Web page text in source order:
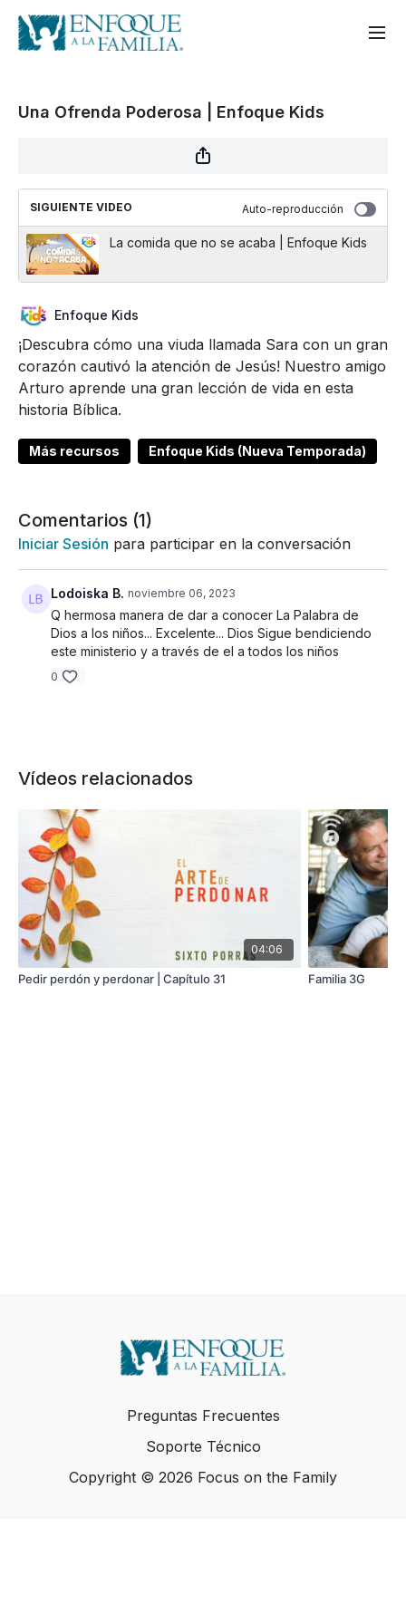
Una Ofrenda Poderosa | Enfoque Kids
SIGUIENTE VIDEO Auto-reproducción
La comida que no se acaba | Enfoque Kids
Enfoque Kids
¡Descubra cómo una viuda llamada Sara con un gran
corazón cautivó la atención de Jesús! Nuestro amigo
Arturo aprende una gran lección de vida en esta
historia Bíblica.
Más recursos Enfoque Kids (Nueva Temporada)
Comentarios (1)
Iniciar Sesión para participar en la conversación
Lodoiska B. noviembre 06, 2023
Q hermosa manera de dar a conocer La Palabra de
Dios a los niños... Excelente... Dios Sigue bendiciendo
este ministerio y a través de el a todos los niños
0
Vídeos relacionados
04:06
Pedir perdón y perdonar | Capítulo 31 Familia 3G
Preguntas Frecuentes
Soporte Técnico
Copyright © 2026 Focus on the Family